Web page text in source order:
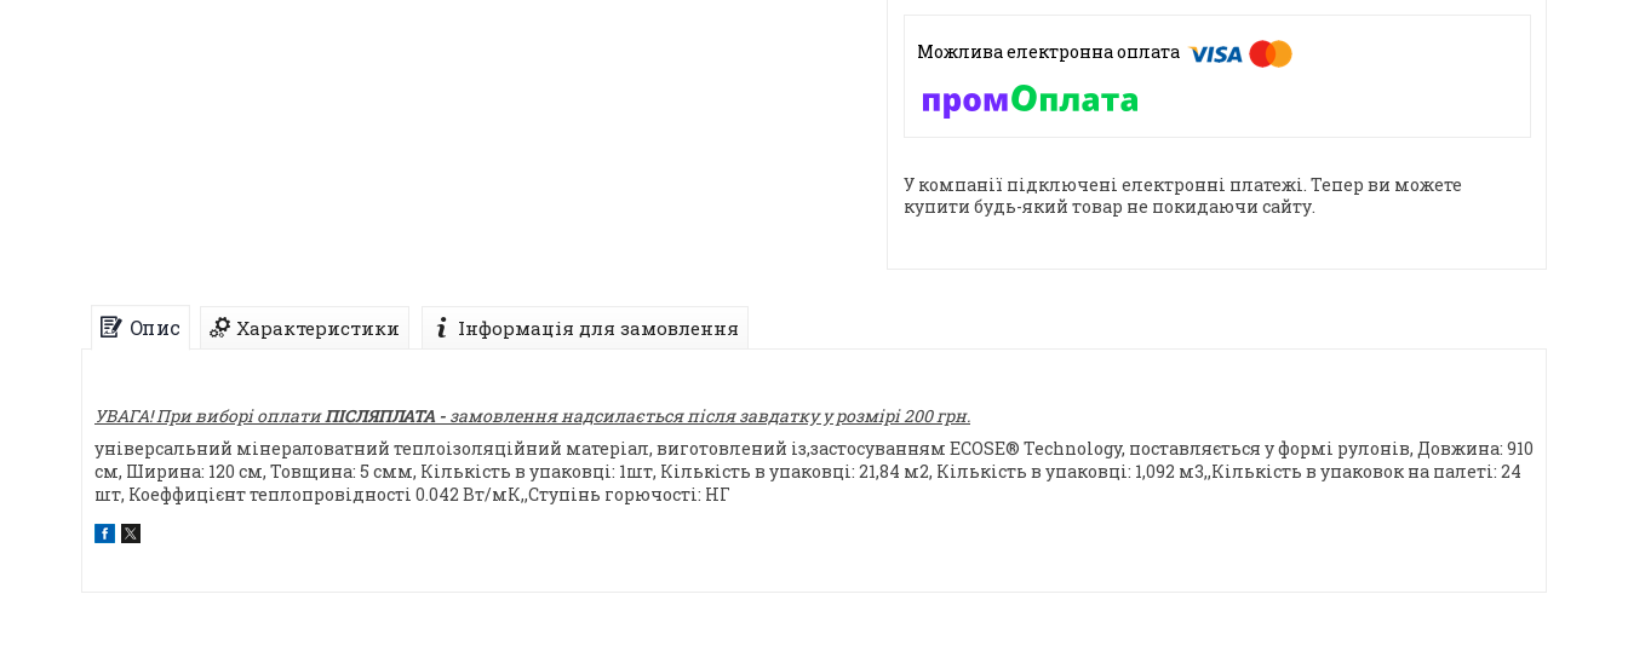
У компанії підключені електронні платежі. Тепер ви можете
купити будь-який товар не покидаючи сайту.
Опис Характеристики Інформація для замовлення
УВАГА! При виборі оплатиПІСЛЯПЛАТА - замовлення надсилається після завдатку у розмірі 200 грн.
універсальний мінераловатний теплоізоляційний матеріал, виготовлений із,застосуванням ECOSE® Technology, поставляється у формі рулонів, Довжина: 910
см, Ширина: 120 см, Товщина: 5 смм, Кількість в упаковці: 1шт, Кількість в упаковці: 21,84 м2, Кількість в упаковці: 1,092 м3,,Кількість в упаковок на палеті: 24
шт, Коеффицієнт теплопровідності 0.042 Вт/мК,,Ступінь горючості: НГ